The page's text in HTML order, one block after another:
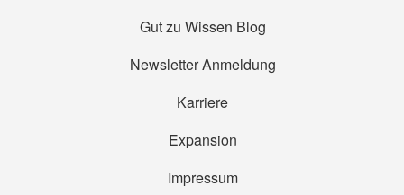
Gut zu Wissen Blog
Newsletter Anmeldung
Karriere
Expansion
Impressum